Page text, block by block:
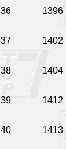
36 1396
37 1402
38 1404
39 1412
40 1413